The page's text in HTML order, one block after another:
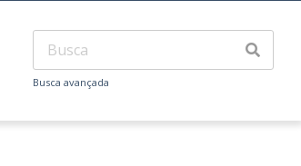
Busca avançada